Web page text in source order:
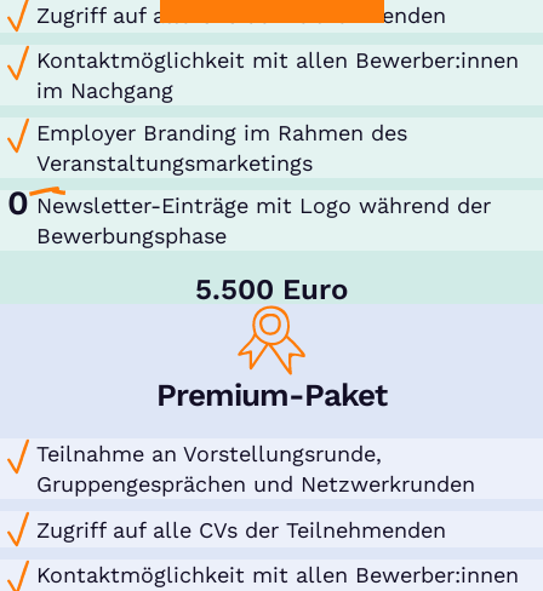
Zugriff auf alle CVs der Teilnehmenden
Kontaktmöglichkeit mit allen Bewerber:innen
im Nachgang
Employer Branding im Rahmen des
Veranstaltungsmarketings
0 Newsletter-Einträge mit Logo während der
Bewerbungsphase
5.500 Euro
Premium-Paket
Teilnahme an Vorstellungsrunde,
Gruppengesprächen und Netzwerkrunden
Zugriff auf alle CVs der Teilnehmenden
Kontaktmöglichkeit mit allen Bewerber:innen